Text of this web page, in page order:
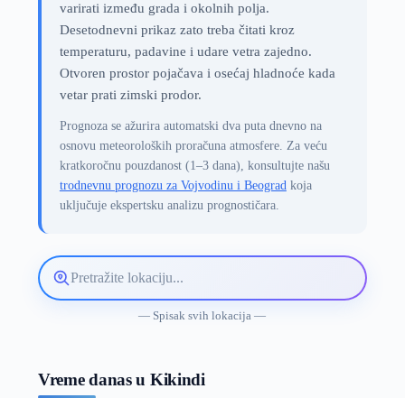
varirati između grada i okolnih polja.
Desetodnevni prikaz zato treba čitati kroz
temperaturu, padavine i udare vetra zajedno.
Otvoren prostor pojačava i osećaj hladnoće kada
vetar prati zimski prodor.
Prognoza se ažurira automatski dva puta dnevno na
osnovu meteoroloških proračuna atmosfere. Za veću
kratkoročnu pouzdanost (1–3 dana), konsultujte našu
trodnevnu prognozu za Vojvodinu i Beogradkoja
uključuje ekspertsku analizu prognostičara.
Pretražite
lokaciju
— Spisak svih lokacija —
Vreme danas u Kikindi